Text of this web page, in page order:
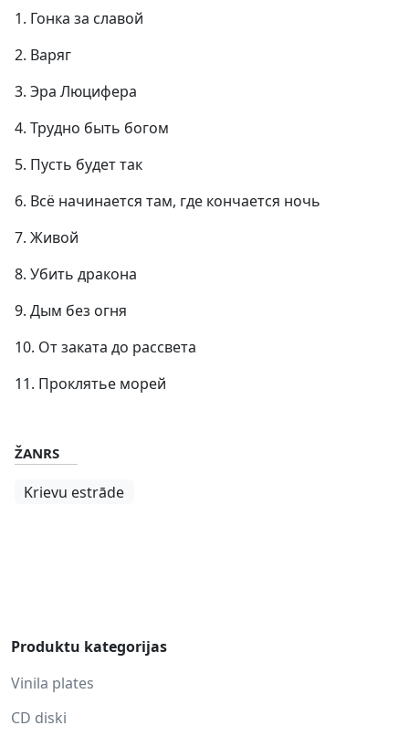
1. Гонка за славой
2. Варяг
3. Эра Люцифера
4. Трудно быть богом
5. Пусть будет так
6. Всё начинается там, где кончается ночь
7. Живой
8. Убить дракона
9. Дым без огня
10. От заката до рассвета
11. Проклятье морей
ŽANRS
Krievu estrāde
Produktu kategorijas
Vinila plates
CD diski